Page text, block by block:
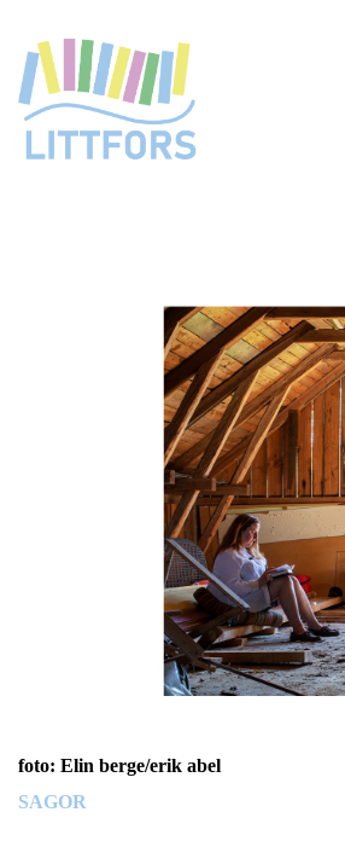
foto: Elin berge/erik abel
SAGOR